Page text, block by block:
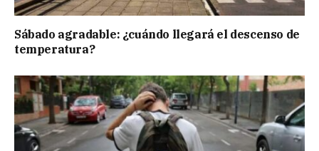
Sábado agradable: ¿cuándo llegará el descenso de
temperatura?